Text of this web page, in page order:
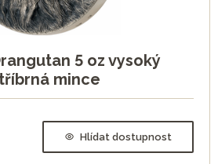
5 oz vysoký
mince
Hlídat dostupnost